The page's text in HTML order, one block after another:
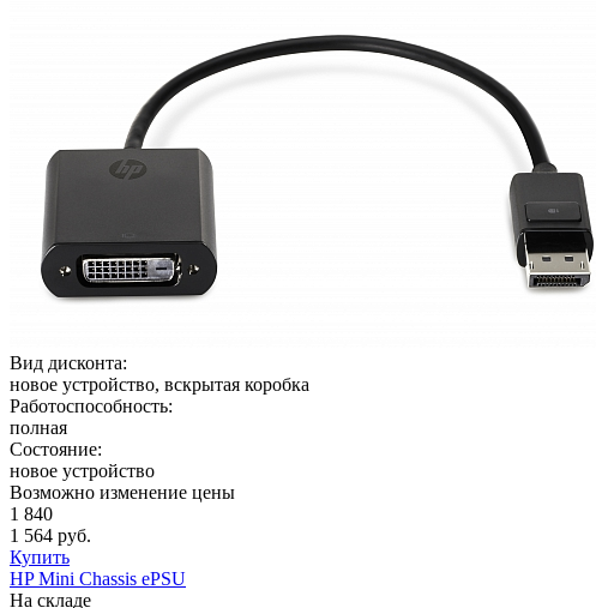
Вид дисконта:
новое устройство, вскрытая коробка
Работоспособность:
полная
Состояние:
новое устройство
Возможно изменение цены
1 840
1 564 руб.
Купить
HP Mini Chassis ePSU
На складе